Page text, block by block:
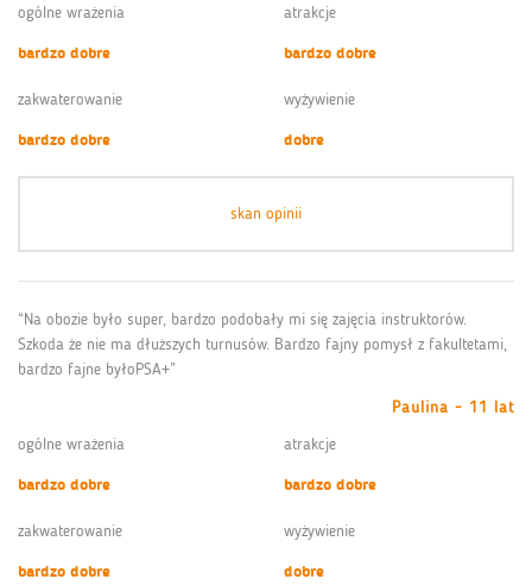
ogólne wrażenia
bardzo dobre
atrakcje
bardzo dobre
zakwaterowanie
bardzo dobre
wyżywienie
dobre
skan opinii
“Na obozie było super, bardzo podobały mi się zajęcia instruktorów.
Szkoda że nie ma dłuższych turnusów. Bardzo fajny pomysł z fakultetami,
bardzo fajne byłoPSA+”
Paulina - 11 lat
ogólne wrażenia
bardzo dobre
atrakcje
bardzo dobre
zakwaterowanie
bardzo dobre
wyżywienie
dobre